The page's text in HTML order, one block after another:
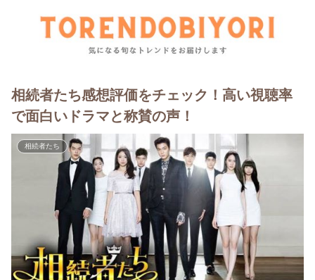
相続者たち感想評価をチェック！高い視聴率
で面白いドラマと称賛の声！
相続者たち